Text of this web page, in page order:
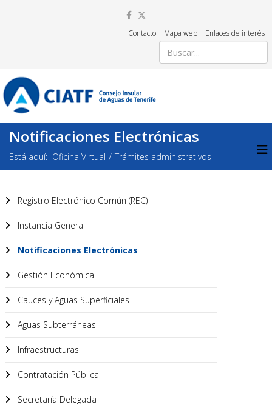
Contacto Mapa web Enlaces de interés
Notificaciones Electrónicas
Está aquí: Oficina Virtual Trámites administrativos
Registro Electrónico Común (REC)
Instancia General
Notificaciones Electrónicas
Gestión Económica
Cauces y Aguas Superficiales
Aguas Subterráneas
Infraestructuras
Contratación Pública
Secretaría Delegada